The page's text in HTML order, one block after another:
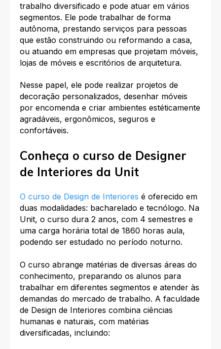
trabalho diversificado e pode atuar em vários
segmentos. Ele pode trabalhar de forma
autônoma, prestando serviços para pessoas
que estão construindo ou reformando a casa,
ou atuando em empresas que projetam móveis,
lojas de móveis e escritórios de arquitetura.
Nesse papel, ele pode realizar projetos de
decoração personalizados, desenhar móveis
por encomenda e criar ambientes estéticamente
agradáveis, ergonômicos, seguros e
confortáveis.
Conheça o curso de Designer
de Interiores da Unit
O curso de Design de Interiores é oferecido em
duas modalidades: bacharelado e tecnólogo. Na
Unit, o curso dura 2 anos, com 4 semestres e
uma carga horária total de 1860 horas aula,
podendo ser estudado no período noturno.
O curso abrange matérias de diversas áreas do
conhecimento, preparando os alunos para
trabalhar em diferentes segmentos e atender às
demandas do mercado de trabalho. A faculdade
de Design de Interiores combina ciências
humanas e naturais, com matérias
diversificadas, incluindo: